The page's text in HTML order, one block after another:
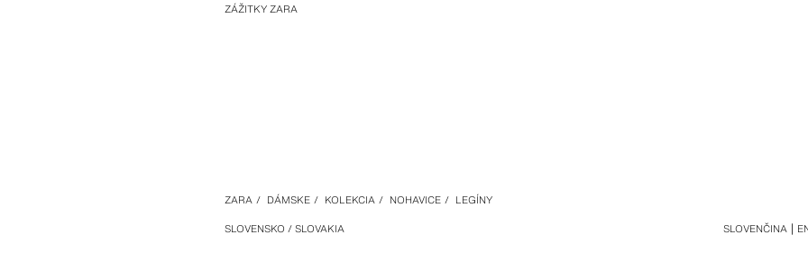
ZÁŽITKY ZARA
ZARA / DÁMSKE / KOLEKCIA / NOHAVICE / LEGÍNY
SLOVENSKO / SLOVAKIA
SLOVENČINA